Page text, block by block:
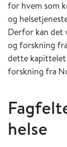
for hvem som
og
Derfor kan det
og forskning
dette
forskning fra
helse